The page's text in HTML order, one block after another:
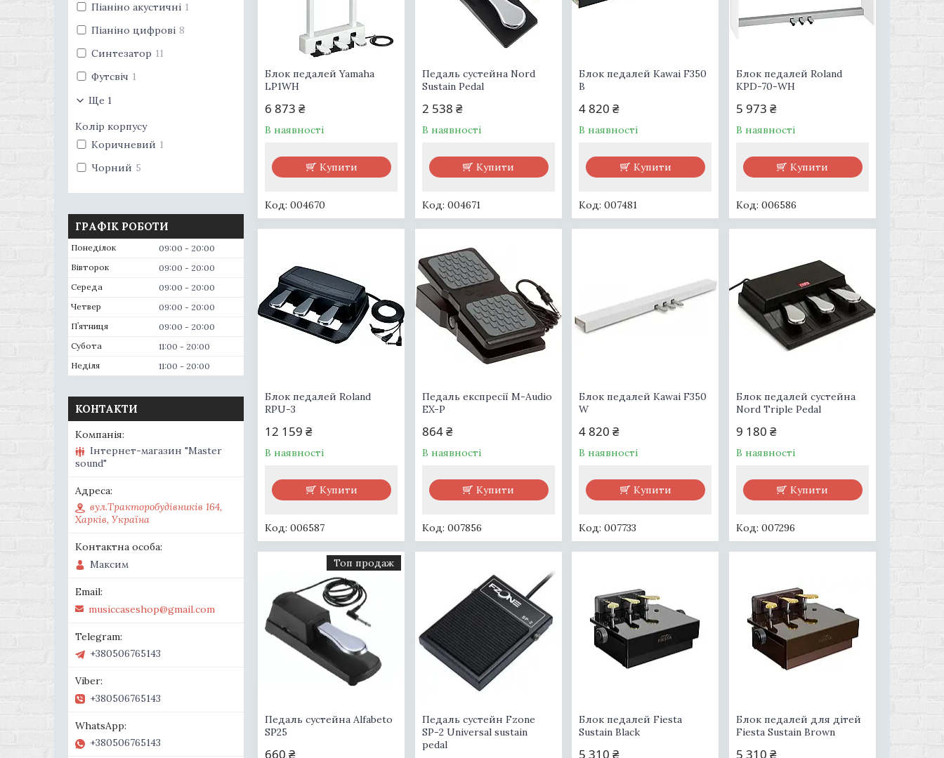
Блок педалей Yamaha
LP1WH
6 873 ₴
В наявності
Купити
004670
Педаль сустейна Nord
Sustain Pedal
2 538 ₴
В наявності
Купити
004671
Блок педалей Kawai F350
B
4 820 ₴
В наявності
Купити
007481
Блок педалей Roland
KPD-70-WH
5 973 ₴
В наявності
Купити
006586
Блок педалей Roland
RPU-3
12 159 ₴
В наявності
Купити
006587
Педаль експресії M-Audio
EX-P
864 ₴
В наявності
Купити
007856
Блок педалей Kawai F350
W
4 820 ₴
В наявності
Купити
007733
Блок педалей сустейна
Nord Triple Pedal
9 180 ₴
В наявності
Купити
007296
Топ продаж
Педаль сустейна Alfabeto
SP25
660 ₴
Педаль сустейн Fzone
SP-2 Universal sustain
pedal
Блок педалей Fiesta
Sustain Black
5 310 ₴
Блок педалей для дітей
Fiesta Sustain Brown
5 310 ₴
Піаніно акустичні 1
Піаніно цифрові 8
Синтезатор 11
Футсвіч 1
Ще 1
Колір корпусу
Коричневий 1
Чорний 5
ГРАФІК РОБОТИ
Понеділок 09:00
20:00
Вівторок
09:00
20:00
Середа
09:00
20:00
Четвер
09:00
20:00
Пʼятниця
09:00
20:00
Субота
11:00
20:00
Неділя
11:00 20:00
КОНТАКТИ
Інтернет-магазин "Master
sound"
вул.Тракторобудівників 164,
Харків, Україна
Максим
musiccaseshop@gmail.com
+380506765143
+380506765143
+380506765143